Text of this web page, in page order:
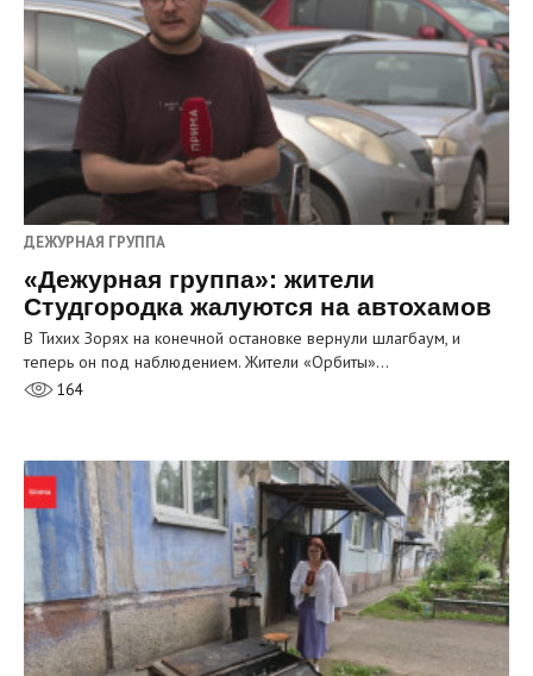
ДЕЖУРНАЯ ГРУППА
«Дежурная группа»: жители
Студгородка жалуются на автохамов
В Тихих Зорях на конечной остановке вернули шлагбаум, и
теперь он под наблюдением. Жители «Орбиты»…
164